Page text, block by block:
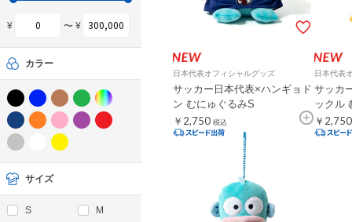
¥ 〜 ¥
カラー
サイズ
S
M
日本代表オフィシャルグッズ
サッカー日本代表×ハンギョド
ン むにゅぐるみS
￥2,750 税込
日本代表
サッカ
ックル
￥2,750